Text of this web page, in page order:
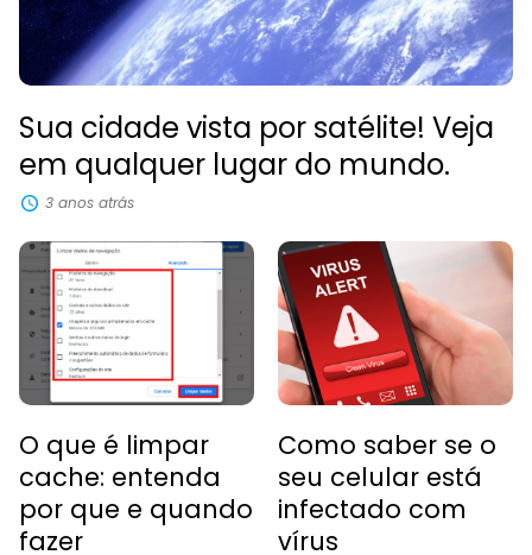
Sua cidade vista por satélite! Veja
em qualquer lugar do mundo.
3 anos atrás
O que é limpar
cache: entenda
por que e quando
fazer
Como saber se o
seu celular está
infectado com
vírus